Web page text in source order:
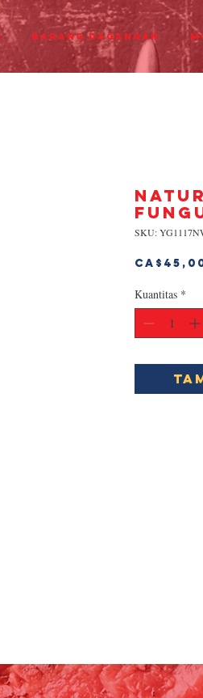
Barang dagangan
SKU:
Kuantitas *